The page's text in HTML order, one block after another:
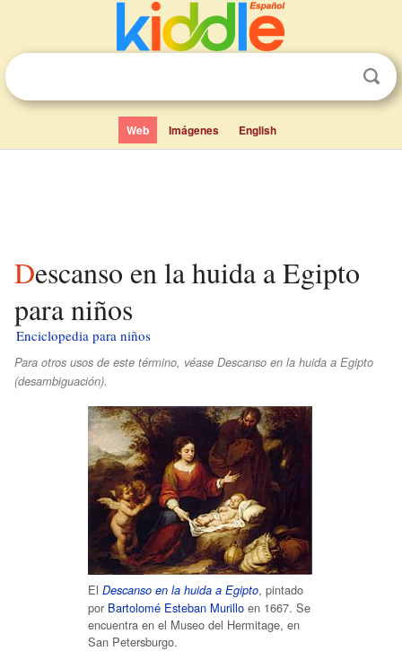
Web Imágenes English
Descanso en la huida a Egipto
para niños
Enciclopedia para niños
Para otros usos de este término, véase Descanso en la huida a Egipto
(desambiguación).
El Descanso en la huida a Egipto, pintado
por Bartolomé Esteban Murillo en 1667. Se
encuentra en el Museo del Hermitage, en
San Petersburgo.